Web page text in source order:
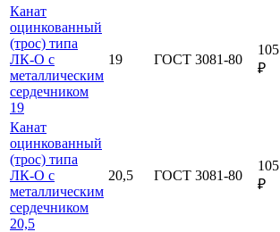
Канат
оцинкованный
(трос) типа
ЛК-О с
металлическим
сердечником
19
19 ГОСТ 3081-80
105
₽
Канат
оцинкованный
(трос) типа
ЛК-О с
металлическим
сердечником
20,5
20,5 ГОСТ 3081-80
105
₽